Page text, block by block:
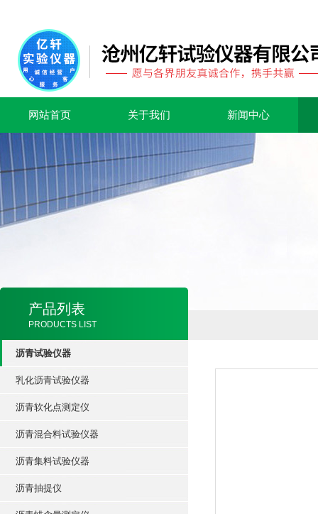
网站首页 关于我们 新闻中心
产品列表
PRODUCTS LIST
沥青试验仪器
乳化沥青试验仪器
沥青软化点测定仪
沥青混合料试验仪器
沥青集料试验仪器
沥青抽提仪